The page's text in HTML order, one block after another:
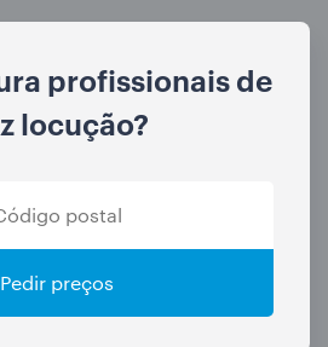
profissionais de
locução?
Pedir preços